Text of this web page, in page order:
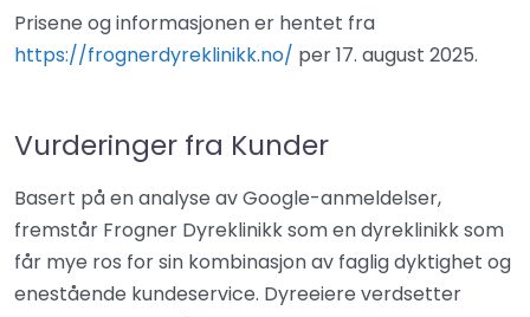
Prisene og informasjonen er hentet fra
https://frognerdyreklinikk.no/ per 17. august 2025.
Vurderinger fra Kunder
Basert på en analyse av Google-anmeldelser,
fremstår Frogner Dyreklinikk som en dyreklinikk som
får mye ros for sin kombinasjon av faglig dyktighet og
enestående kundeservice. Dyreeiere verdsetter